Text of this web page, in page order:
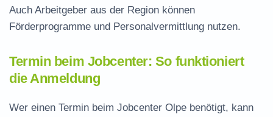
Auch Arbeitgeber aus der Region können
Förderprogramme und Personalvermittlung nutzen.
Termin beim Jobcenter: So funktioniert
die Anmeldung
Wer einen Termin beim Jobcenter Olpe benötigt, kann